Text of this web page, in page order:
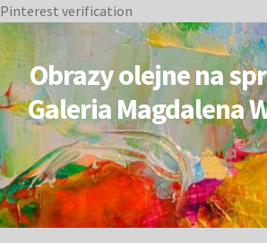
Pinterest verification
do
nawigacji
do
treści
Obrazy olejne na
Galeria Magdalena
OBRAZY DOSTĘPNE